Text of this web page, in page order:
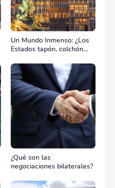
Un Mundo Inmenso: ¿Los
Estados tapón, colchón
combate?
¿Qué son las
negociaciones bilaterales?